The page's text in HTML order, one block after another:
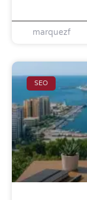
marquezf
SEO